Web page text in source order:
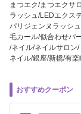
まつエク/まつエクサ
ラッシュ/LEDエクス
パリジェンヌラッシ
毛カール/似合わせパ
/ネイル/ネイルサロン
ネイル/銀座/新橋/有
おすすめクーポン